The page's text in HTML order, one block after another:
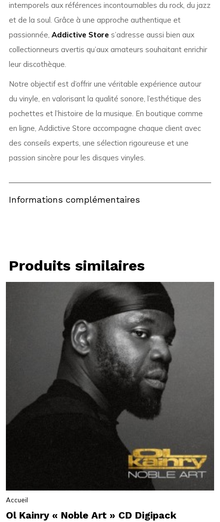
intemporels aux références incontournables du rock, du jazz
et de la soul. Grâce à une approche authentique et
passionnée, Addictive Store s’adresse aussi bien aux
collectionneurs avertis qu’aux amateurs souhaitant enrichir
leur discothèque.
Notre objectif est d’offrir une véritable expérience autour
du vinyle, en valorisant la qualité sonore, l’esthétique des
pochettes et l’histoire de la musique. En boutique comme
en ligne, Addictive Store accompagne chaque client avec
des conseils experts, une sélection rigoureuse et une
passion sincère pour les disques vinyles.
Informations complémentaires
Produits similaires
Accueil
Ol Kainry « Noble Art » CD Digipack